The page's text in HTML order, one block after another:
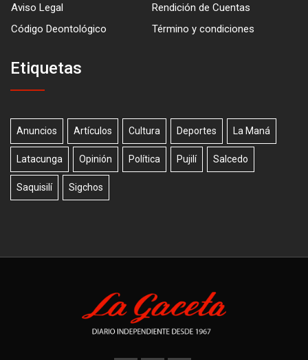
Aviso Legal
Rendición de Cuentas
Código Deontológico
Término y condiciones
Etiquetas
Anuncios Artículos Cultura Deportes La Maná
Latacunga Opinión Política Pujilí Salcedo
Saquisilí Sigchos